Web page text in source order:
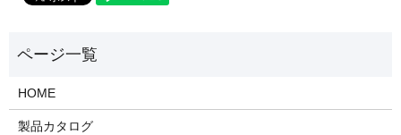
HOME
製品カタログ